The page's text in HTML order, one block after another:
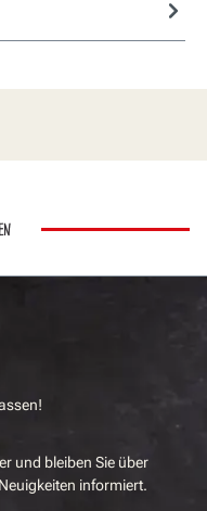
und bleiben Sie über
informiert.